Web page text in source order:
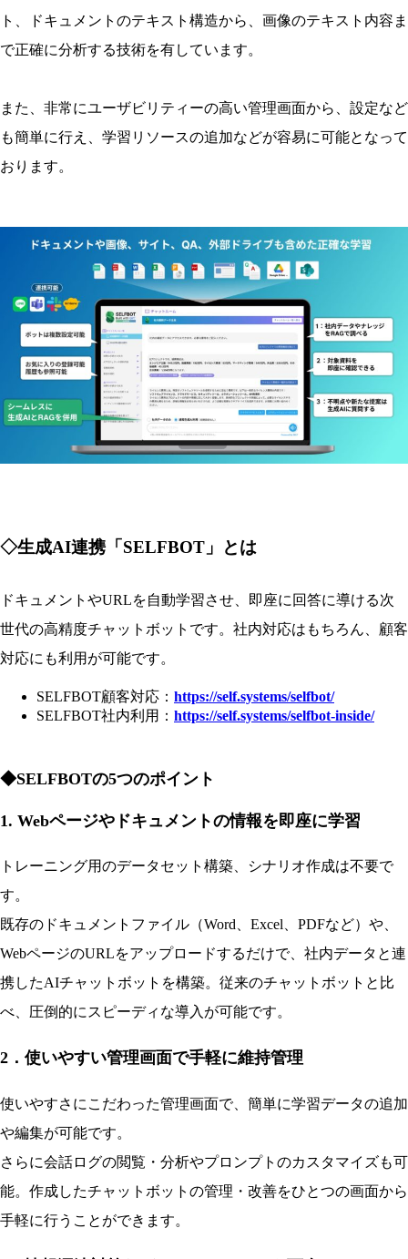
ト、ドキュメントのテキスト構造から、画像のテキスト内容ま
で正確に分析する技術を有しています。
また、非常にユーザビリティーの高い管理画面から、設定など
も簡単に行え、学習リソースの追加などが容易に可能となって
おります。
◇生成AI連携「SELFBOT」とは
ドキュメントやURLを自動学習させ、即座に回答に導ける次
世代の高精度チャットボットです。社内対応はもちろん、顧客
対応にも利用が可能です。
SELFBOT顧客対応： https://self.systems/selfbot/
SELFBOT社内利用： https://self.systems/selfbot-inside/
◆SELFBOTの5つのポイント
1. Webページやドキュメントの情報を即座に学習
トレーニング用のデータセット構築、シナリオ作成は不要で
す。
既存のドキュメントファイル（Word、Excel、PDFなど）や、
WebページのURLをアップロードするだけで、社内データと連
携したAIチャットボットを構築。従来のチャットボットと比
べ、圧倒的にスピーディな導入が可能です。
2．使いやすい管理画面で手軽に維持管理
使いやすさにこだわった管理画面で、簡単に学習データの追加
や編集が可能です。
さらに会話ログの閲覧・分析やプロンプトのカスタマイズも可
能。作成したチャットボットの管理・改善をひとつの画面から
手軽に行うことができます。